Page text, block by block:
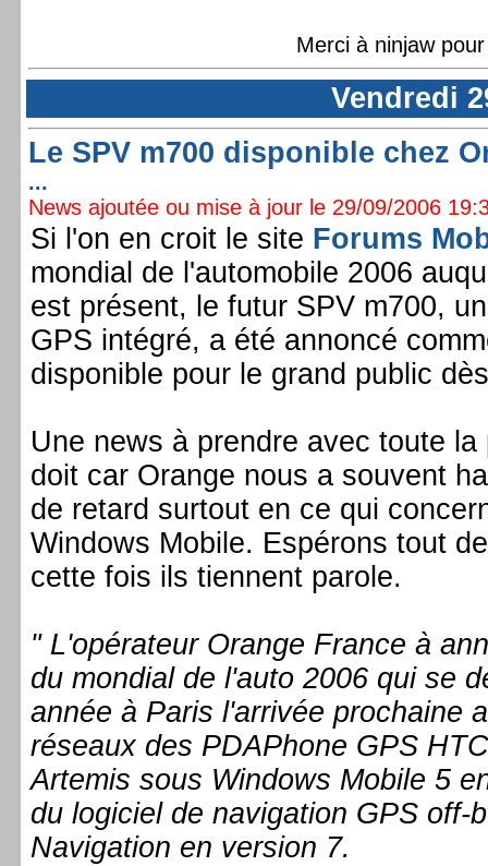
Merci à ninjaw
Vendredi
Le SPV m700 disponible chez
...
News ajoutée ou mise à jour le 29/09/2006
Si l'on en croit le site Forums
mondial de l'automobile 2006
est présent, le futur SPV m700,
GPS intégré, a été annoncé
disponible pour le grand public
Une news à prendre avec toute
doit car Orange nous a souvent
de retard surtout en ce qui
Windows Mobile. Espérons tout
cette fois ils tiennent parole.
" L'opérateur Orange France à
du mondial de l'auto 2006 qui se
année à Paris l'arrivée prochaine
réseaux des PDAPhone GPS
Artemis sous Windows Mobile 5
du logiciel de navigation GPS off-
Navigation en version 7.